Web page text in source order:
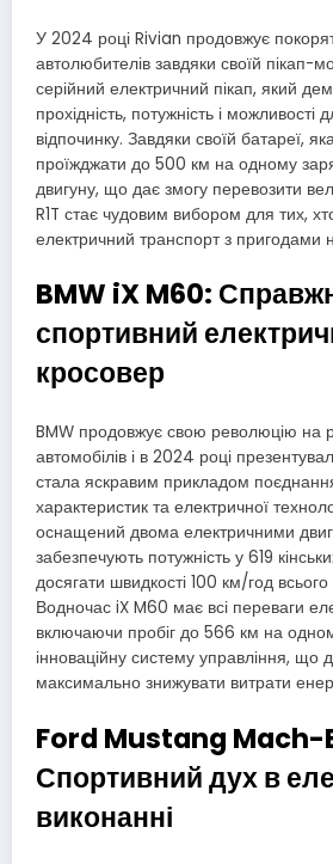
У 2024 році Rivian продовжує
автолюбителів завдяки своїй пікап-
серійний електричний пікап, який
прохідність, потужність і можливості
відпочинку. Завдяки своїй батареї,
проїжджати до 500 км на одному
двигуну, що дає змогу перевозити
R1T стає чудовим вибором для тих,
електричний транспорт з пригодами
BMW iX M60:
спортивний
кросовер
BMW продовжує свою революцію на
автомобілів і в 2024 році
стала яскравим прикладом
характеристик та електричної
оснащений двома електричними
забезпечують потужність у 619
досягати швидкості 100 км/год
Водночас iX M60 має всі переваги
включаючи пробіг до 566 км на
інноваційну систему управління, що
максимально знижувати витрати
Ford Mustang Mach-
Спортивний дух в
виконанні